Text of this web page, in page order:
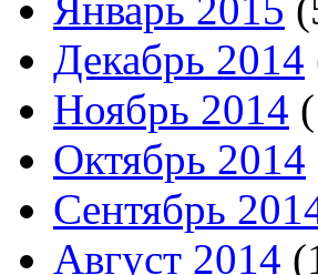
Январь 2015
Декабрь 2014
Ноябрь 2014
Октябрь 2014
Сентябрь
Август 2014